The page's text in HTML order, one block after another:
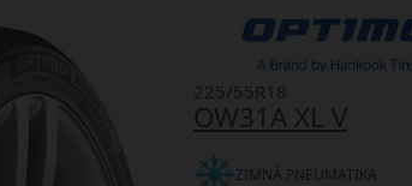
OW31A XL V
225/55R18
ZIMNÁ PNEUMATIKA